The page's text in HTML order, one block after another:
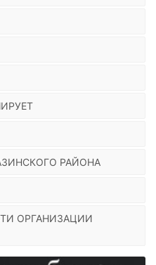
РАЙОНА
ОРГАНИЗАЦИИ